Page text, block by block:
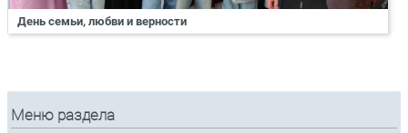
День семьи, любви и верности
Меню раздела